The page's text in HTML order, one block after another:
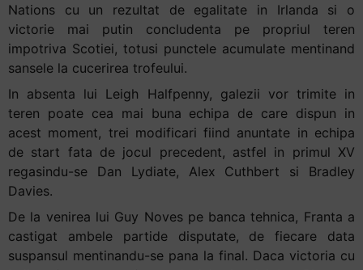
Nations cu un rezultat de egalitate in Irlanda si o
victorie mai putin concludenta pe propriul teren
impotriva Scotiei, totusi punctele acumulate mentinand
sansele la cucerirea trofeului.
In absenta lui Leigh Halfpenny, galezii vor trimite in
teren poate cea mai buna echipa de care dispun in
acest moment, trei modificari fiind anuntate in echipa
de start fata de jocul precedent, astfel in primul XV
regasindu-se Dan Lydiate, Alex Cuthbert si Bradley
Davies.
De la venirea lui Guy Noves pe banca tehnica, Franta a
castigat ambele partide disputate, de fiecare data
suspansul mentinandu-se pana la final. Daca victoria cu